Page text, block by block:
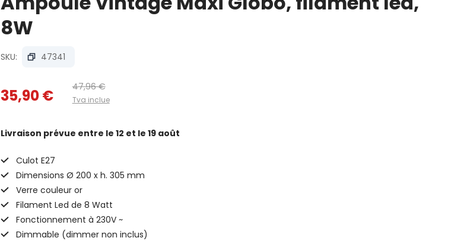
8W
SKU: 47341
35,90 € 47,96 €
Tva inclue
Livraison prévue entre le 12 et le 19 août
Culot E27
Dimensions Ø 200 x h. 305 mm
Verre couleur or
Filament Led de 8 Watt
Fonctionnement à 230V ~
Dimmable (dimmer non inclus)